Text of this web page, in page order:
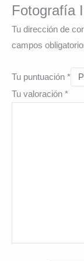
Fotografía
Tu dirección de
campos
Tu puntuación *
Tu valoración *